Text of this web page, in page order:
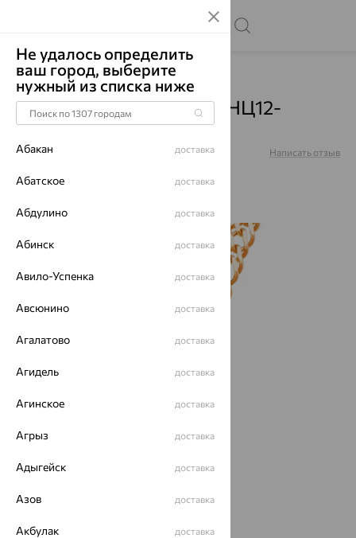
Главная Каталог Цепи
Цепь, золото, красный, НЦ12-
076D0,5
Артикул: Написать отзыв
Не удалось определить
ваш город, выберите
нужный из списка ниже
Абакан доставка
Абатское доставка
Абдулино доставка
Абинск доставка
Авило-Успенка доставка
Авсюнино доставка
Агалатово доставка
Агидель доставка
Агинское доставка
Агрыз доставка
Адыгейск доставка
Азов доставка
Акбулак доставка